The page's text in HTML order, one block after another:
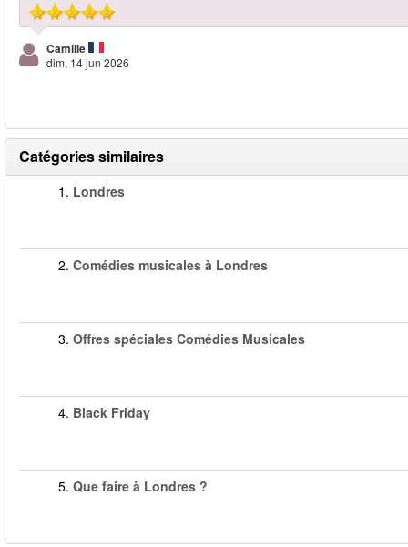
Camille
dim, 14 jun 2026
Catégories similaires
1. Londres
2. Comédies musicales à Londres
3. Offres spéciales Comédies Musicales
4. Black Friday
5. Que faire à Londres ?